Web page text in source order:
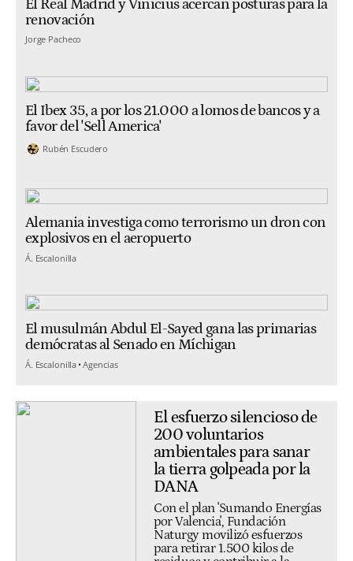
El Real Madrid y Vinicius acercan posturas para la
renovación
Jorge Pacheco
El Ibex 35, a por los 21.000 a lomos de bancos y a
favor del 'Sell America'
Rubén Escudero
Alemania investiga como terrorismo un dron con
explosivos en el aeropuerto
Á. Escalonilla
El musulmán Abdul El-Sayed gana las primarias
demócratas al Senado en Míchigan
Á. Escalonilla Agencias
El esfuerzo silencioso de
200 voluntarios
ambientales para sanar
la tierra golpeada por la
DANA
Con el plan 'Sumando Energías
por Valencia', Fundación
Naturgy movilizó esfuerzos
para retirar 1.500 kilos de